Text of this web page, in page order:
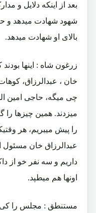
بعد از اینکه دلایل و
شهود شهادت میدهد و
بالای او شهادت میدهد.
زرغون شاه : اینها
خان ، عبدالرزاق،
چی میگه، حاجی امین
میزدند. همین چیزها را
را پیش میبریم، هر
عبدالرزاق خان
داریم و سه نفر خو از
اونها هم میطپد.
مستنطق : مجلس را کی